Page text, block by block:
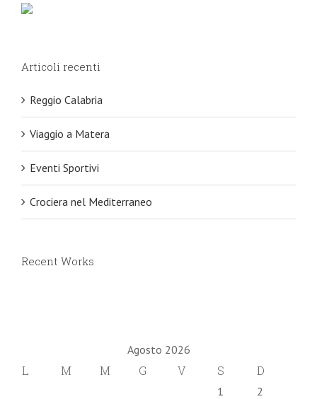
Articoli recenti
Reggio Calabria
Viaggio a Matera
Eventi Sportivi
Crociera nel Mediterraneo
Recent Works
Agosto 2026
L M M G V S D
1
2